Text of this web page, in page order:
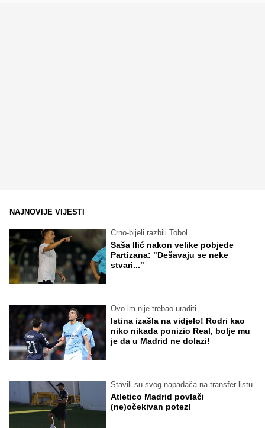
NAJNOVIJE VIJESTI
Crno-bijeli razbili Tobol
Saša Ilić nakon velike pobjede
Partizana: "Dešavaju se neke
stvari..."
Ovo im nije trebao uraditi
Istina izašla na vidjelo! Rodri kao
niko nikada ponizio Real, bolje mu
je da u Madrid ne dolazi!
Stavili su svog napadača na transfer listu
Atletico Madrid povlači
(ne)očekivan potez!